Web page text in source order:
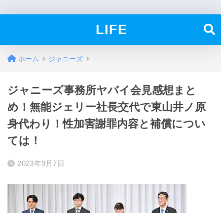
LIFE
ホーム ジャニーズ
ジャニーズ事務所ヤバイ会見感想まと
め！無能ジェリー社長交代で東山井ノ原
身代わり！性加害謝罪内容と補償につい
ては！
2023年9月7日